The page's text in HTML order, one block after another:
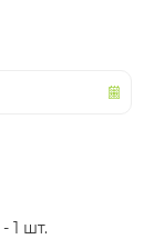
- 1 шт.